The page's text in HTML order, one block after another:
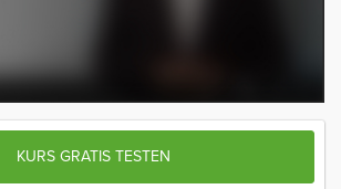
KURS GRATIS TESTEN